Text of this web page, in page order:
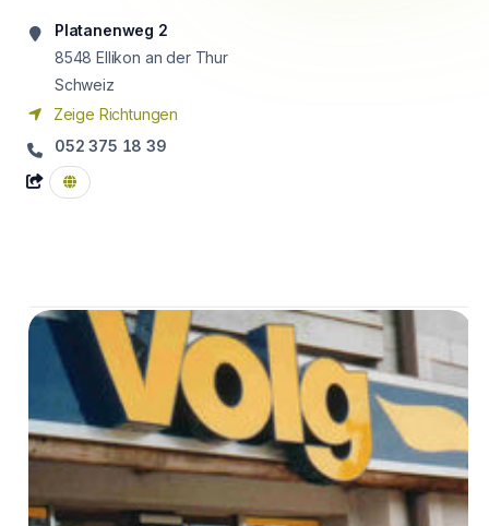
Platanenweg 2
8548 Ellikon an der Thur
Schweiz
Zeige Richtungen
052 375 18 39